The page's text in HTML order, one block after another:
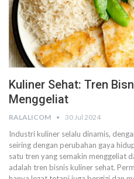
Kuliner Sehat: Tren
Menggeliat
RALALICOM 30 Jul 2024
Industri kuliner selalu dinamis,
seiring dengan perubahan gaya
satu tren yang semakin menggeliat
adalah tren bisnis kuliner sehat.